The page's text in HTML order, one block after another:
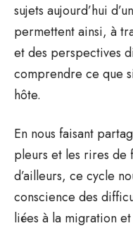
sujets aujourd’hui
permettent ainsi, à
et des perspectives
comprendre ce que
hôte.
En nous faisant
pleurs et les rires de
d’ailleurs, ce cycle
conscience des
liées à la migration